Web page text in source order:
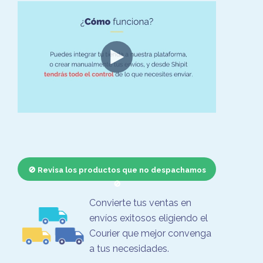
🚫 Revisa los productos que no despachamos
🚫
Convierte tus ventas en
envíos exitosos eligiendo el
Courier que mejor convenga
a tus necesidades.